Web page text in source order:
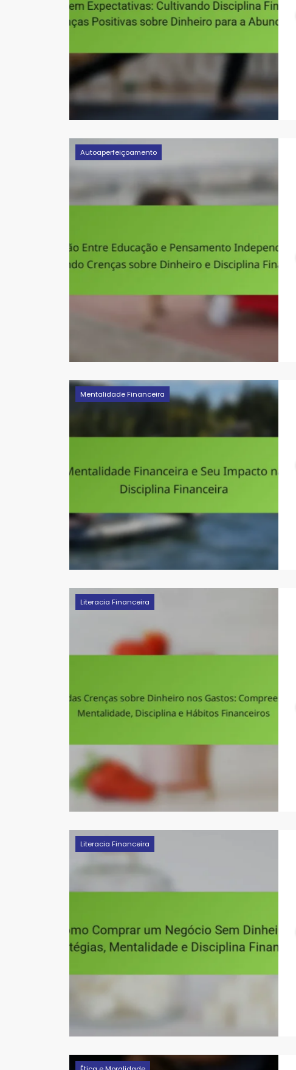
Autoaperfeiçoamento
Mentalidade Financeira
Literacia Financeira
Literacia Financeira